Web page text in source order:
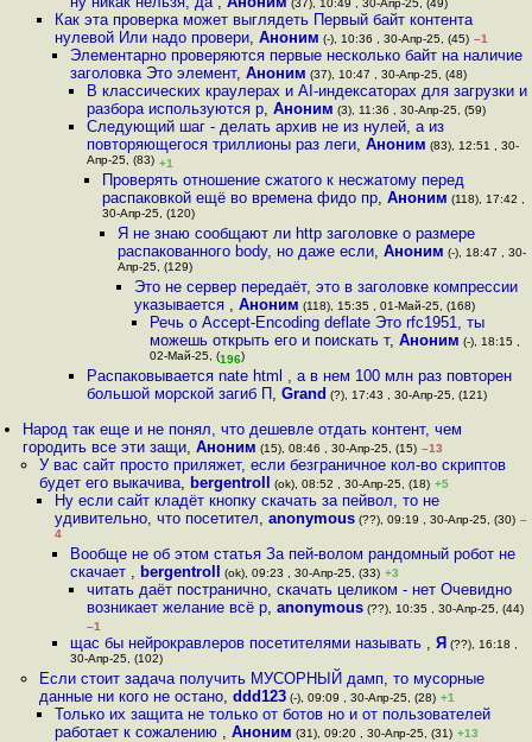
(37), 10:49 , 30-Апр-25, (49)
Как эта проверка может выглядеть Первый байт контента
нулевой Или надо провери, Аноним (-), 10:36 , 30-Апр-25, (45) –1
Элементарно проверяются первые несколько байт на наличие
заголовка Это элемент,Аноним (37), 10:47 , 30-Апр-25, (48)
В классических краулерах и AI-индексаторах для загрузки и
разбора используются р, Аноним (3), 11:36 , 30-Апр-25, (59)
Следующий шаг - делать архив не из нулей, а из
повторяющегося триллионы раз леги, Аноним (83), 12:51 , 30-
Апр-25, (83) +1
Проверять отношение сжатого к несжатому перед
распаковкой ещё во времена фидо пр, Аноним (118), 17:42 ,
30-Апр-25, (120)
Я не знаю сообщают ли http заголовке о размере
распакованного body, но даже если,Аноним (-), 18:47 , 30-
Апр-25, (129)
Это не сервер передаёт, это в заголовке компрессии
указывается , Аноним (118), 15:35 , 01-Май-25, (168)
Речь о Accept-Encoding deflate Это rfc1951, ты
можешь открыть его и поискать т, Аноним (-), 18:15 ,
02-Май-25, (196)
Распаковывается nate html , а в нем 100 млн раз повторен
большой морской загиб П , Grand (?), 17:43 , 30-Апр-25, (121)
Народ так еще и не понял, что дешевле отдать контент, чем
городить все эти защи,Аноним (15), 08:46 , 30-Апр-25, (15) –13
У вас сайт просто приляжет, если безграничное кол-во скриптов
будет его выкачива, bergentroll (ok), 08:52 , 30-Апр-25, (18) +5
Ну если сайт кладёт кнопку скачать за пейвол, то не
удивительно, что посетител, anonymous(??), 09:19 , 30-Апр-25, (30) –
4
Вообще не об этом статья За пей-волом рандомный робот не
скачает , bergentroll (ok), 09:23 , 30-Апр-25, (33) +3
читать даёт постранично, скачать целиком - нет Очевидно
возникает желание всё р, anonymous(??), 10:35 , 30-Апр-25, (44)
–1
щас бы нейрокравлеров посетителями называть ,Я (??), 16:18 ,
30-Апр-25, (102)
Если стоит задача получить МУСОРНЫЙ дамп, то мусорные
данные ни кого не остано, ddd123(-), 09:09 , 30-Апр-25, (28) +1
Только их защита не только от ботов но и от пользователей
работает к сожалению , Аноним (31), 09:20 , 30-Апр-25, (31) +13